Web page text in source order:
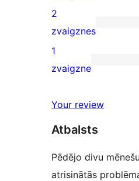
reviews
3-
star
reviews
7
2-
star
2
zvaigznes
12
star
1
zvaigzne
Your review
Atbalsts
Pēdējo divu
atrisinātās